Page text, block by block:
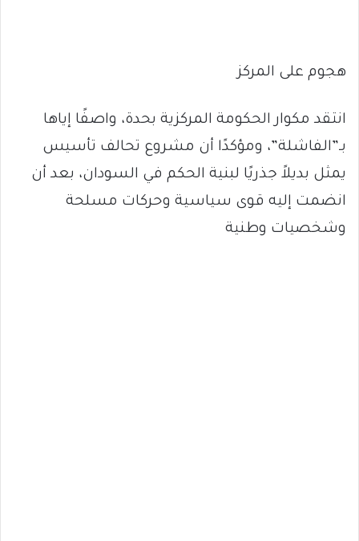
هجوم على المركز
انتقد مكوار الحكومة المركزية بحدة، واصفًا إياها
بـ”الفاشلة”، ومؤكدًا أن مشروع تحالف تأسيس
يمثل بديلاً جذريًا لبنية الحكم في السودان، بعد أن
انضمت إليه قوى سياسية وحركات مسلحة
وشخصيات وطنية